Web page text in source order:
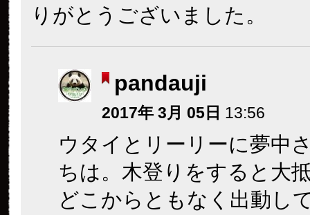
りがとうございました。
pandauji
2017年 3月 05日 13:56
ウタイとリーリーに夢中
ちは。木登りをすると大
どこからともなく出動し